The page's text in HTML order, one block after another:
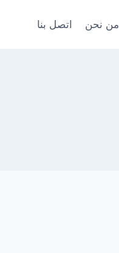
من نحن اتصل بنا